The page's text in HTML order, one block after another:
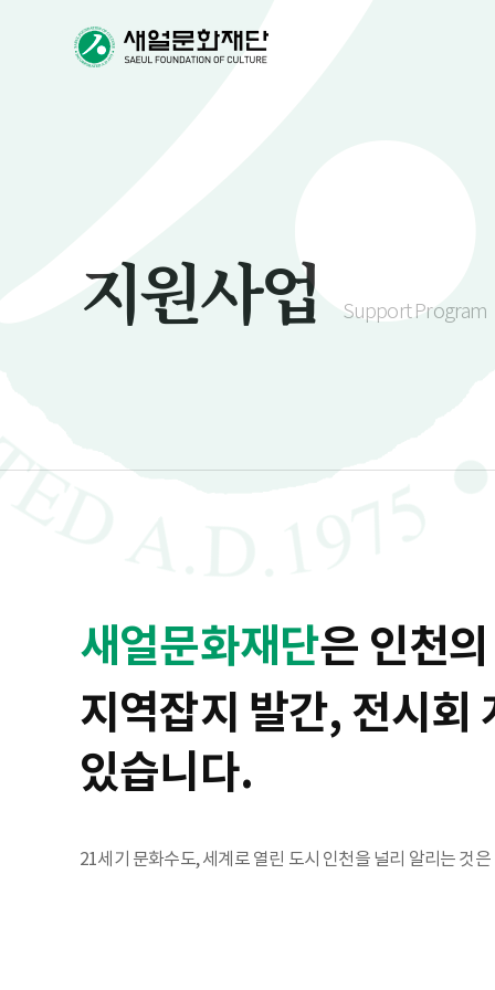
지원사업 Support Program
새얼문화재단은 인천
지역잡지 발간, 전시회
있습니다.
21세기 문화수도, 세계로 열린 도시 인천을 널리 알리는 것